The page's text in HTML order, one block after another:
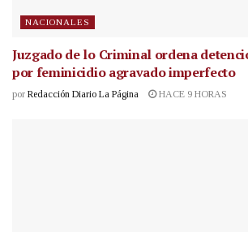
NACIONALES
Juzgado de lo Criminal ordena
por feminicidio agravado imperfecto
por Redacción Diario La Página HACE 9 HORAS